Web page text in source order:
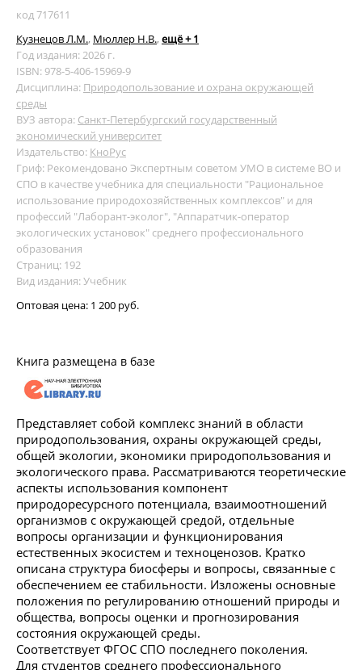
код 717611
Кузнецов Л.М., Мюллер Н.В., ещё + 1
Год издания: 2026 г.
ISBN: 978-5-406-15969-9
Дисциплина: Природопользование и охрана окружающей
среды
ВУЗ автора: Санкт-Петербургский государственный
экономический университет
Издательство: КноРус
Гриф: Рекомендовано Экспертным советом УМО в системе ВО и
СПО в качестве учебника для специальности "Рациональное
использование природохозяйственных комплексов" и для
профессий "Лаборант-эколог", "Аппаратчик-оператор
экологических установок" среднего профессионального
образования
Страниц: 192
Вид издания: Учебник
Оптовая цена: 1 200 руб.
Книга размещена в базе
Представляет собой комплекс знаний в области
природопользования, охраны окружающей среды,
общей экологии, экономики природопользования и
экологического права. Рассматриваются теоретические
аспекты использования компонент
природоресурсного потенциала, взаимоотношений
организмов с окружающей средой, отдельные
вопросы организации и функционирования
естественных экосистем и техноценозов. Кратко
описана структура биосферы и вопросы, связанные с
обеспечением ее стабильности. Изложены основные
положения по регулированию отношений природы и
общества, вопросы оценки и прогнозирования
состояния окружающей среды.
Соответствует ФГОС СПО последнего поколения.
Для студентов среднего профессионального